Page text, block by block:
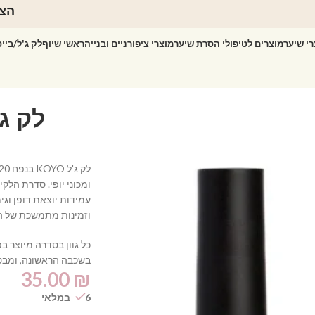
שיערמוצרים לטיפולי הסרת שיערמוצרי ציפורניים ובנייהראשי שיוףלק ג'ל/
ומכוני יופי. סדרת
עמידות יוצאת דופן
וזמינות מתמשכת של
כל גוון בסדרה
בשכבה הראשונה,
35.00 ₪
6 במלאי